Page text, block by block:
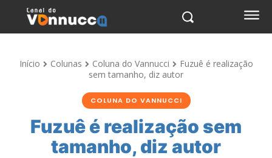
Início Colunas Coluna do Vannucci
Fuzuê é realização
sem tamanho, diz autor
COLUNA DO VANNUCCI
Fuzuê é realização sem
tamanho, diz autor